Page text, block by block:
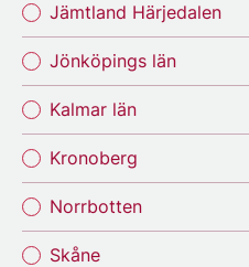
Jämtland Härjedalen
Jönköpings län
Kalmar län
Kronoberg
Norrbotten
Skåne